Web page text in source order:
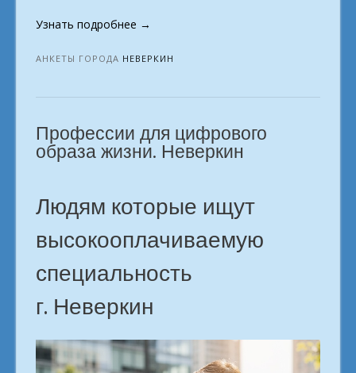
Узнать подробнее «Список
работы
дому
возможностью
карьерного
роста.
Неверкин»
→
АНКЕТЫ ГОРОДА НЕВЕРКИН
Профессии для цифрового
образа жизни. Неверкин
Людям которые ищут
высокооплачиваемую
специальность
г. Неверкин